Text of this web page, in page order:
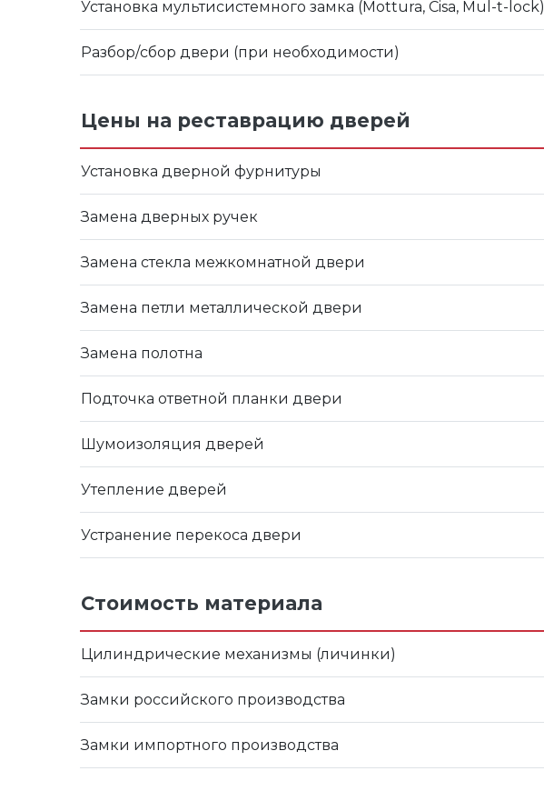
Установка мультисистемного замка (Mottura, Cisa, Mul-t-lock)
Разбор/сбор двери (при необходимости)
Цены на реставрацию дверей
Установка дверной фурнитуры
Замена дверных ручек
Замена стекла межкомнатной двери
Замена петли металлической двери
Замена полотна
Подточка ответной планки двери
Шумоизоляция дверей
Утепление дверей
Устранение перекоса двери
Стоимость материала
Цилиндрические механизмы (личинки)
Замки российского производства
Замки импортного производства